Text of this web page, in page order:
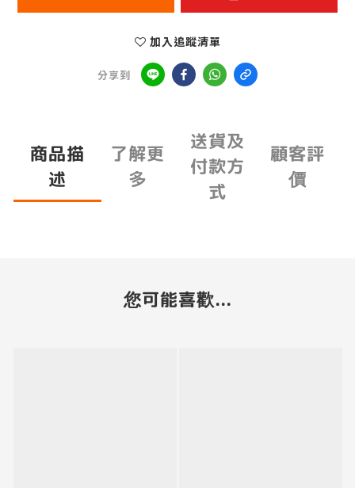
加入追蹤清單
分享到
商品描
述
了解更
多
送貨及
付款方
式
顧客評
價
您可能喜歡...